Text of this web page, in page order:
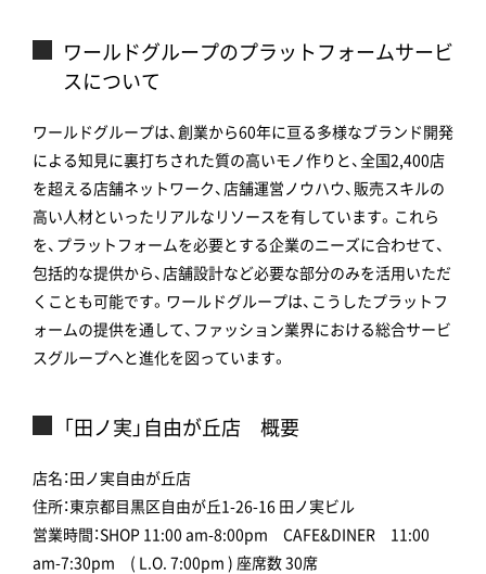
ワールドグループのプラットフォームサービ
スについて
ワールドグループは、創業から60年に亘る多様なブランド開発
による知見に裏打ちされた質の高いモノ作りと、全国2,400店
を超える店舗ネットワーク、店舗運営ノウハウ、販売スキルの
高い人材といったリアルなリソースを有しています。これら
を、プラットフォームを必要とする企業のニーズに合わせて、
包括的な提供から、店舗設計など必要な部分のみを活用いただ
くことも可能です。ワールドグループは、こうしたプラットフ
ォームの提供を通して、ファッション業界における総合サービ
スグループへと進化を図っています。
「田ノ実」自由が丘店 概要
店名：田ノ実自由が丘店
住所：東京都目黒区自由が丘1-26-16 田ノ実ビル
営業時間：SHOP 11:00 am-8:00pm CAFE&DINER 11:00
am-7:30pm ( L.O. 7:00pm ) 座席数 30席